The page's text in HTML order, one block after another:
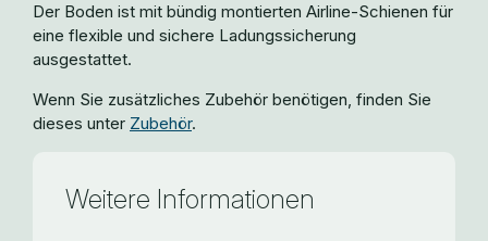
Der Boden ist mit bündig montierten Airline-Schienen für
eine flexible und sichere Ladungssicherung
ausgestattet.
Wenn Sie zusätzliches Zubehör benötigen, finden Sie
dieses unter Zubehör.
Weitere Informationen